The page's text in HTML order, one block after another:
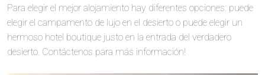
Para elegir el mejor alojamiento hay diferentes opciones: puede
elegir el campamento de lujo en el desierto o puede elegir un
hermoso hotel boutique justo en la entrada del verdadero
desierto. Contáctenos para más información!